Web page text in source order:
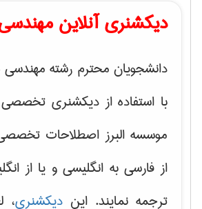
دیکشنری آنلاین
دانشجویان محترم رشته مهندسی
با استفاده از دیکشنری
موسسه البرز اصطلاحات
از فارسی به انگلیسی و یا از
ترجمه نمایند. این دیکشنری،